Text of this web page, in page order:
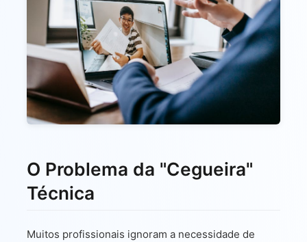
O Problema da "Cegueira"
Técnica
Muitos profissionais ignoram a necessidade de